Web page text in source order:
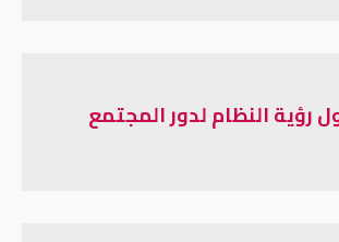
رؤية النظام لدور المجتمع